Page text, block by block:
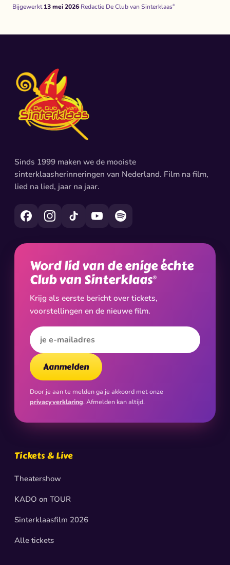
Bijgewerkt13 mei 2026·Redactie De Club van Sinterklaas®
Sinds 1999 maken we de mooiste
sinterklaasherinneringen van Nederland. Film na film,
lied na lied, jaar na jaar.
Word lid van de enige échte
Club van Sinterklaas®
Krijg als eerste bericht over tickets,
voorstellingen en de nieuwe film.
E-mailadres
Aanmelden
Door je aan te melden ga je akkoord met onze
privacyverklaring. Afmelden kan altijd.
Tickets & Live
Theatershow
KADO on TOUR
Sinterklaasfilm 2026
Alle tickets